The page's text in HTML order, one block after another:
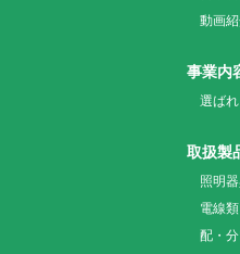
動画
事業内
選ば
取扱製
照明
電線類
配・